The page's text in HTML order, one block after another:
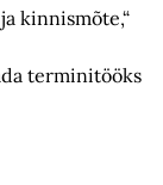
kinnismõte,“
terminitööks